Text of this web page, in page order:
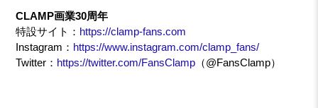
CLAMP画業30周年
特設サイト： https://clamp-fans.com
Instagram： https://www.instagram.com/clamp_fans/
Twitter： https://twitter.com/FansClamp （@FansClamp）